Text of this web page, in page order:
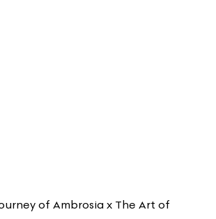
of Ambrosia x The Art of